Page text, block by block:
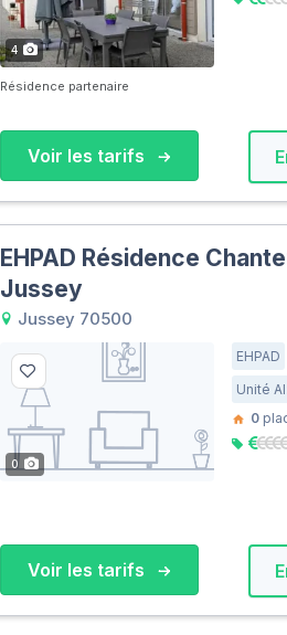
4
Résidence partenaire
Voir les tarifs
EHPAD Résidence
Jussey
Jussey 70500
0
EHPAD
Unité
0
Voir les tarifs